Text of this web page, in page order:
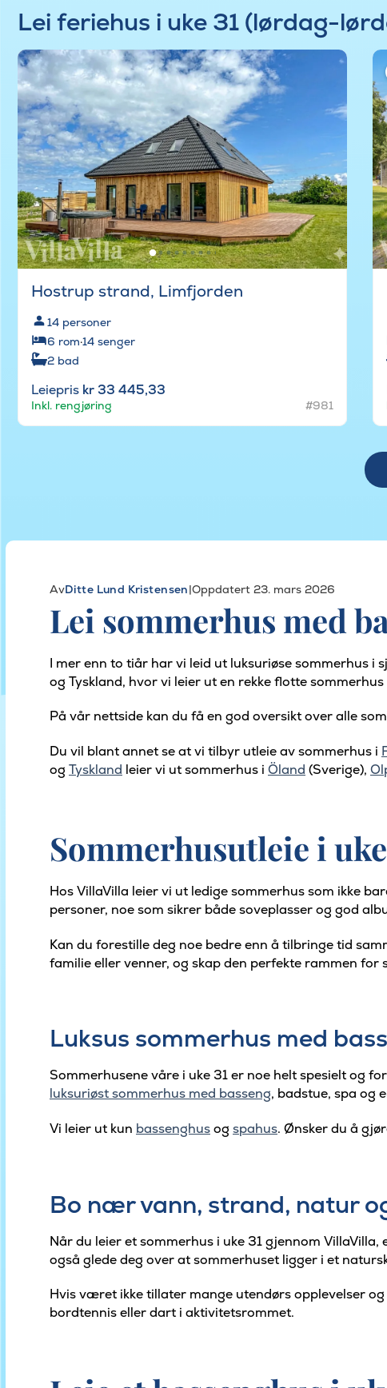
Lei feriehus i uke 31 (lørdag-
Hostrup strand, Limfjorden
14 personer
6 rom·14 senger
2 bad
Leiepris kr 33 445,33
Inkl. rengjøring #981
AvDitte Lund Kristensen|Oppdatert 23. mars 2026
Lei sommerhus med
I mer enn to tiår har vi leid ut luksuriøse sommerhus
og Tyskland, hvor vi leier ut en rekke flotte
På vår nettside kan du få en god oversikt over alle
Du vil blant annet se at vi tilbyr utleie av sommerhus i
og Tyskland leier vi ut sommerhus i Öland (Sverige),
Sommerhusutleie i uke
Hos VillaVilla leier vi ut ledige sommerhus som ikke
personer, noe som sikrer både soveplasser og god
Kan du forestille deg noe bedre enn å tilbringe tid
familie eller venner, og skap den perfekte rammen for
Luksus sommerhus med
Sommerhusene våre i uke 31 er noe helt spesielt og
luksuriøst sommerhus med basseng, badstue, spa og
Vi leier ut kun bassenghusog spahus. Ønsker du å
Bo nær vann, strand, natur
Når du leier et sommerhus i uke 31 gjennom
også glede deg over at sommerhuset ligger i et
Hvis været ikke tillater mange utendørs opplevelser
bordtennis eller dart i aktivitetsrommet.